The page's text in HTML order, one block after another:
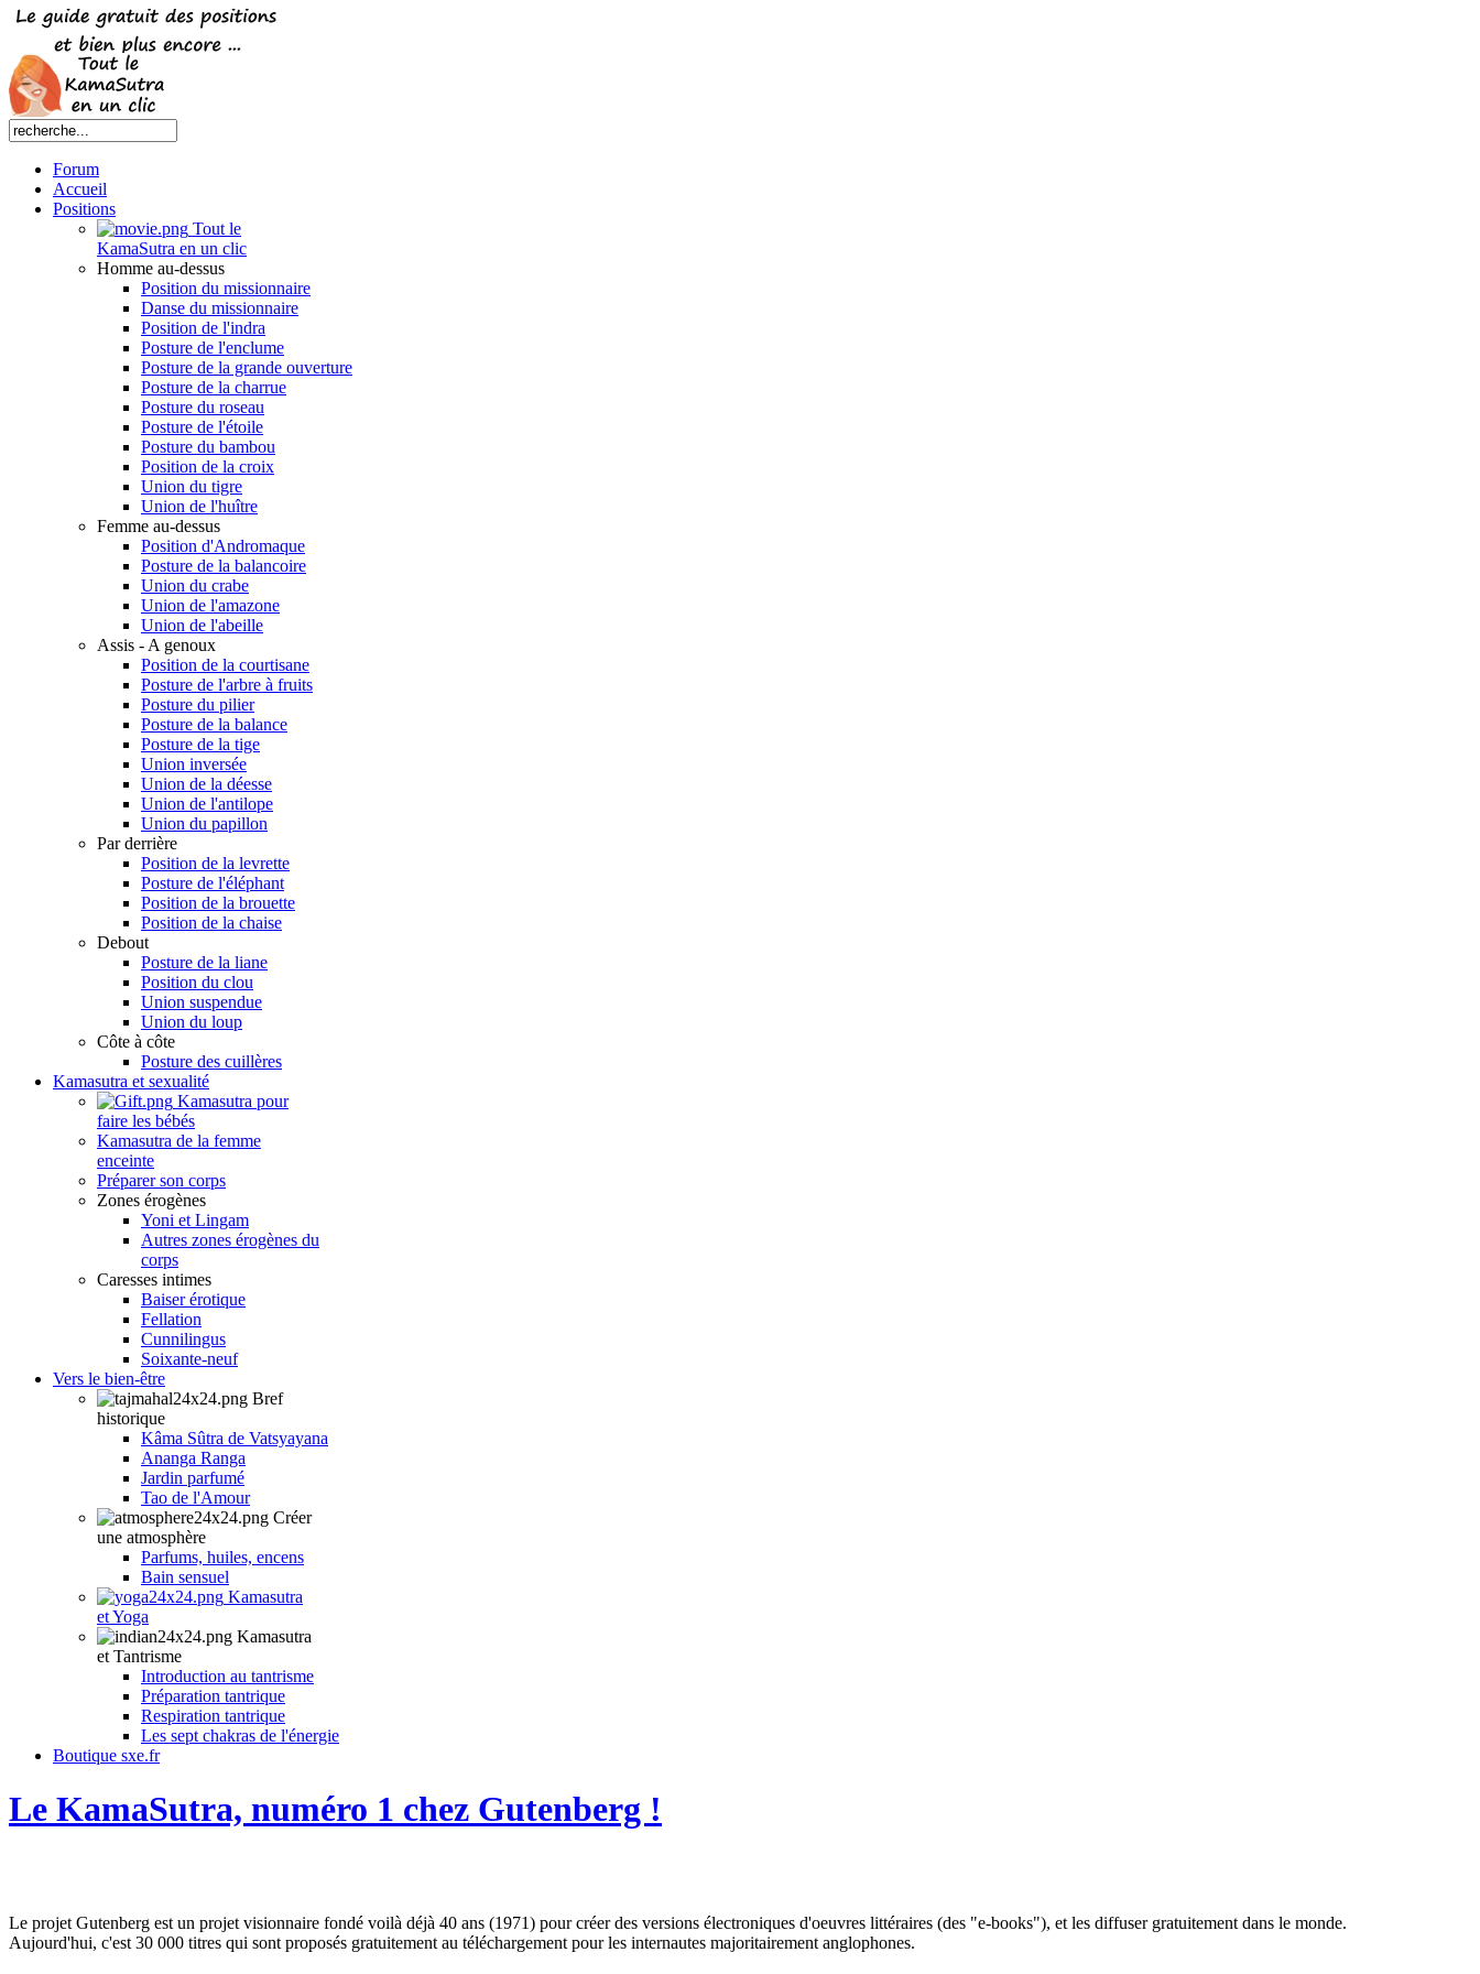
Forum
Accueil
Positions
Tout le
KamaSutra en un clic
Homme au-dessus
Position du missionnaire
Danse du missionnaire
Position de l'indra
Posture de l'enclume
Posture de la grande ouverture
Posture de la charrue
Posture du roseau
Posture de l'étoile
Posture du bambou
Position de la croix
Union du tigre
Union de l'huître
Femme au-dessus
Position d'Andromaque
Posture de la balancoire
Union du crabe
Union de l'amazone
Union de l'abeille
Assis - A genoux
Position de la courtisane
Posture de l'arbre à fruits
Posture du pilier
Posture de la balance
Posture de la tige
Union inversée
Union de la déesse
Union de l'antilope
Union du papillon
Par derrière
Position de la levrette
Posture de l'éléphant
Position de la brouette
Position de la chaise
Debout
Posture de la liane
Position du clou
Union suspendue
Union du loup
Côte à côte
Posture des cuillères
Kamasutra et sexualité
Kamasutra pour
faire les bébés
Kamasutra de la femme
enceinte
Préparer son corps
Zones érogènes
Yoni et Lingam
Autres zones érogènes du
corps
Caresses intimes
Baiser érotique
Fellation
Cunnilingus
Soixante-neuf
Vers le bien-être
Bref
historique
Kâma Sûtra de Vatsyayana
Ananga Ranga
Jardin parfumé
Tao de l'Amour
Créer
une atmosphère
Parfums, huiles, encens
Bain sensuel
Kamasutra
et Yoga
Kamasutra
et Tantrisme
Introduction au tantrisme
Préparation tantrique
Respiration tantrique
Les sept chakras de l'énergie
Boutique sxe.fr
Le KamaSutra, numéro 1 chez Gutenberg !
Le projet Gutenberg est un projet visionnaire fondé voilà déjà 40 ans (1971) pour créer des versions électroniques d'oeuvres littéraires (des "e-books"), et les diffuser gratuitement dans le monde.
Aujourd'hui, c'est 30 000 titres qui sont proposés gratuitement au téléchargement pour les internautes majoritairement anglophones.